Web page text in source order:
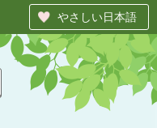
やさしい日本語